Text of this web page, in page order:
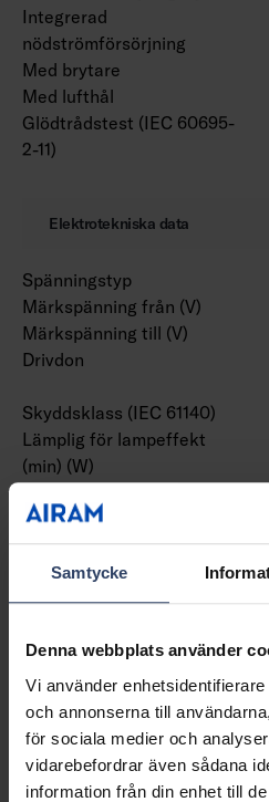
Samtycke
Denna webbplats använder
Vi använder
och annonserna till
för sociala medier och
vidarebefordrar även sådana
information från din enhet till
Integrerad
nödströmförsörjning
Med brytare
Med lufthål
Glödtrådstest (IEC 60695-
2-11)
Elektrotekniska data
Spänningstyp
Märkspänning från (V)
Märkspänning till (V)
Drivdon
Skyddsklass (IEC 61140)
Lämplig för lampeffekt
(min) (W)
(max) (W)
Ljusutbyte (min) (lm/W)
Ljusutbyte (max) (lm/W)
Max. systemeffekt (W)
Effektfaktor
Distorsion (THD) (%)
Distorsion (THD)